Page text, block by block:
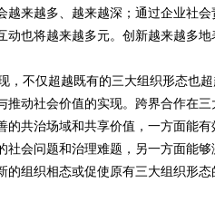
07版
第08版
第09版
越来越多、越来越深；通过企业社会
动也将越来越多元。创新越来越多地
不仅超越既有的三大组织形态也
推动社会价值的实现。跨界合作在三
的共治场域和共享价值，一方面能有
社会问题和治理难题，另一方面能够
的组织相态或促使原有三大组织形态